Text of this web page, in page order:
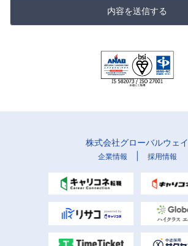
内容を送信する
株式会社グローバルウェイ
企業情報 採用情報